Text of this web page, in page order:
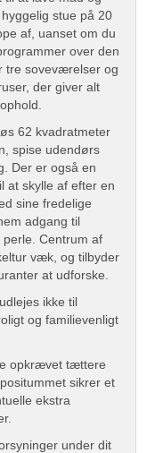
stue på 20
af, uanset om du
over den
tre soveværelser og
der giver alt
62 kvadratmeter
spise udendørs
Der er også en
at skylle af efter en
sine fredelige
adgang til
Centrum af
væk, og tilbyder
at udforske.
ikke til
og familievenligt
opkrævet tættere
sikrer et
ekstra
under dit